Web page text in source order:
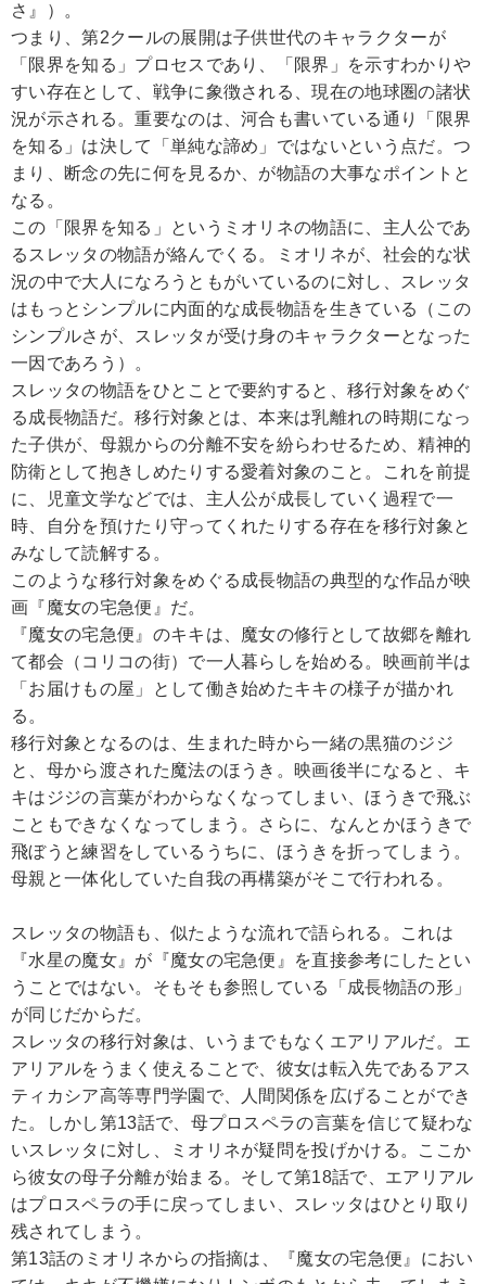
さ』）。
つまり、第2クールの展開は子供世代のキャラクターが
「限界を知る」プロセスであり、「限界」を示すわかりや
すい存在として、戦争に象徴される、現在の地球圏の諸状
況が示される。重要なのは、河合も書いている通り「限界
を知る」は決して「単純な諦め」ではないという点だ。つ
まり、断念の先に何を見るか、が物語の大事なポイントと
なる。
この「限界を知る」というミオリネの物語に、主人公であ
るスレッタの物語が絡んでくる。ミオリネが、社会的な状
況の中で大人になろうともがいているのに対し、スレッタ
はもっとシンプルに内面的な成長物語を生きている（この
シンプルさが、スレッタが受け身のキャラクターとなった
一因であろう）。
スレッタの物語をひとことで要約すると、移行対象をめぐ
る成長物語だ。移行対象とは、本来は乳離れの時期になっ
た子供が、母親からの分離不安を紛らわせるため、精神的
防衛として抱きしめたりする愛着対象のこと。これを前提
に、児童文学などでは、主人公が成長していく過程で一
時、自分を預けたり守ってくれたりする存在を移行対象と
みなして読解する。
このような移行対象をめぐる成長物語の典型的な作品が映
画『魔女の宅急便』だ。
『魔女の宅急便』のキキは、魔女の修行として故郷を離れ
て都会（コリコの街）で一人暮らしを始める。映画前半は
「お届けもの屋」として働き始めたキキの様子が描かれ
る。
移行対象となるのは、生まれた時から一緒の黒猫のジジ
と、母から渡された魔法のほうき。映画後半になると、キ
キはジジの言葉がわからなくなってしまい、ほうきで飛ぶ
こともできなくなってしまう。さらに、なんとかほうきで
飛ぼうと練習をしているうちに、ほうきを折ってしまう。
母親と一体化していた自我の再構築がそこで行われる。
スレッタの物語も、似たような流れで語られる。これは
『水星の魔女』が『魔女の宅急便』を直接参考にしたとい
うことではない。そもそも参照している「成長物語の形」
が同じだからだ。
スレッタの移行対象は、いうまでもなくエアリアルだ。エ
アリアルをうまく使えることで、彼女は転入先であるアス
ティカシア高等専門学園で、人間関係を広げることができ
た。しかし第13話で、母プロスペラの言葉を信じて疑わな
いスレッタに対し、ミオリネが疑問を投げかける。ここか
ら彼女の母子分離が始まる。そして第18話で、エアリアル
はプロスペラの手に戻ってしまい、スレッタはひとり取り
残されてしまう。
第13話のミオリネからの指摘は、『魔女の宅急便』におい